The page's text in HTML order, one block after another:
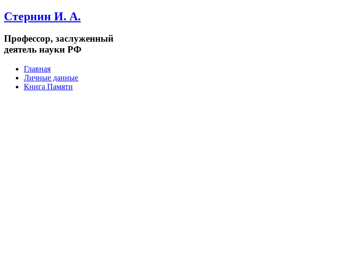
Стернин И. А.
Профессор, заслуженный
деятель науки РФ
Главная
Личные данные
Книга Памяти